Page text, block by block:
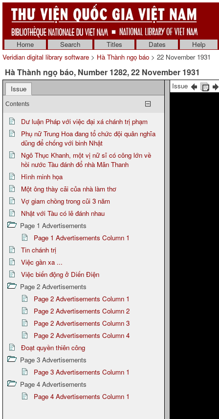
Home Search Titles Dates
Help
Veridian digital library software > Hà Thành ngọ báo > 22 November 1931
Hà Thành ngọ báo, Number 1282, 22 November 1931
Issue
Contents
Dư luận Pháp với việc đại xá chánh trị phạm
Phụ nữ Trung Hoa đang tổ chức đội quân nghĩa
dũng để chống với binh Nhật
Ngô Thục Khanh, một vị nữ sĩ có công lớn về
hồi nước Tàu đánh đổ nhà Mãn Thanh
Hình minh họa
Một ông thày cãi của nhà làm thơ
Vợ giam chồng trong cũi 3 năm
Nhật với Tàu có lẽ đánh nhau
Page 1 Advertisements
Page 1 Advertisements Column 1
Tin chánh trị
Việc gần xa ...
Việc biến động ở Diến Điện
Page 2 Advertisements
Page 2 Advertisements Column 1
Page 2 Advertisements Column 2
Page 2 Advertisements Column 3
Page 2 Advertisements Column 4
Đoạt quyền thiên công
Page 3 Advertisements
Page 3 Advertisements Column 1
Page 4 Advertisements
Page 4 Advertisements Column 1
Issue